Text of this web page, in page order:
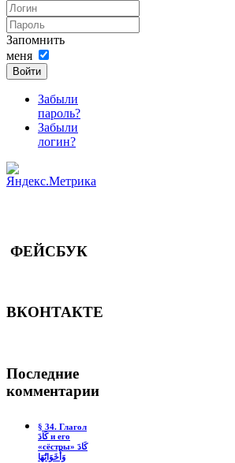
Запомнить
меня
Войти
Забыли
пароль?
Забыли
логин?
ФЕЙСБУК
ВКОНТАКТЕ
Последние
комментарии
§ 34. Глагол
كَادَ и его
«сёстры» كَادَ
وَأَخَوَاتُهَا